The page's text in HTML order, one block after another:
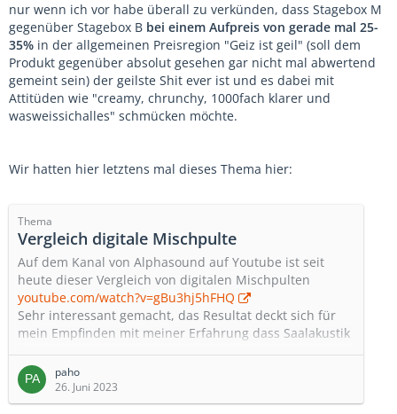
nur wenn ich vor habe überall zu verkünden, dass Stagebox M
gegenüber Stagebox B bei einem Aufpreis von gerade mal 25-
35% in der allgemeinen Preisregion "Geiz ist geil" (soll dem
Produkt gegenüber absolut gesehen gar nicht mal abwertend
gemeint sein) der geilste Shit ever ist und es dabei mit
Attitüden wie "creamy, chrunchy, 1000fach klarer und
wasweissichalles" schmücken möchte.
Wir hatten hier letztens mal dieses Thema hier:
Thema
Vergleich digitale Mischpulte
Auf dem Kanal von Alphasound auf Youtube ist seit
heute dieser Vergleich von digitalen Mischpulten
youtube.com/watch?v=gBu3hj5hFHQ
Sehr interessant gemacht, das Resultat deckt sich für
mein Empfinden mit meiner Erfahrung dass Saalakustik
und Lautsprecher einen viel grösseren Einfluss auf das
Gesamtresultat haben als die Mischpulte. Das jeder
durch seinen Workflow oder den durch das Mischpult
aufgedrückten Workflow das eine oder andere Produkt
paho
26. Juni 2023